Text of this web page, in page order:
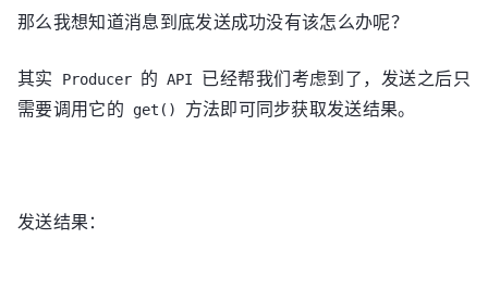
那么我想知道消息到底发送成功没有该怎么办呢？
其实 Producer 的 API
已经帮我们考虑到了，发送之后只
需要调用它的
get() 方法即可同步获取发送结果。
发送结果：